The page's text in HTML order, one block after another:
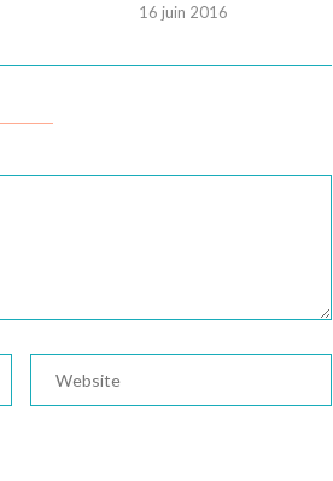
16 juin 2016